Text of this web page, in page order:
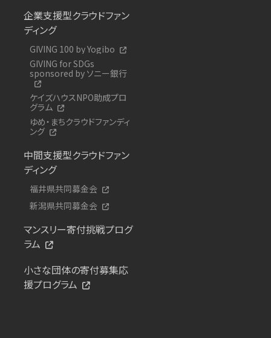
企業支援型クラウドファン
ディング
GIVING 100 by Yogibo
GIVING for SDGs
sponsored by ソニー銀行
ケイズハウスNPO助成プロ
グラム
ゆめ・まちクラウドファンディ
ング
中間支援型クラウドファン
ディング
福井県共同募金会
新潟県共同募金会
マンスリー寄付挑戦プログ
ラム
小さな団体の寄付募集応
援プログラム